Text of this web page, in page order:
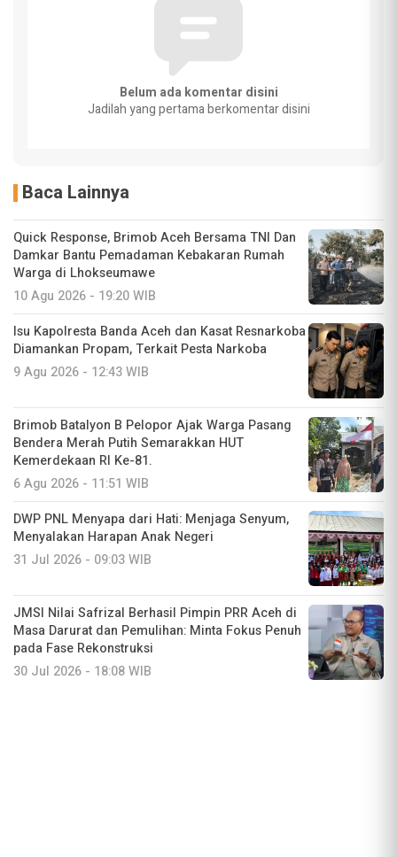
Belum ada komentar disini
Jadilah yang pertama berkomentar disini
Baca Lainnya
Quick Response, Brimob Aceh Bersama TNI Dan
Damkar Bantu Pemadaman Kebakaran Rumah
Warga di Lhokseumawe
10 Agu 2026 - 19:20 WIB
Isu Kapolresta Banda Aceh dan Kasat Resnarkoba
Diamankan Propam, Terkait Pesta Narkoba
9 Agu 2026 - 12:43 WIB
Brimob Batalyon B Pelopor Ajak Warga Pasang
Bendera Merah Putih Semarakkan HUT
Kemerdekaan RI Ke-81.
6 Agu 2026 - 11:51 WIB
DWP PNL Menyapa dari Hati: Menjaga Senyum,
Menyalakan Harapan Anak Negeri
31 Jul 2026 - 09:03 WIB
JMSI Nilai Safrizal Berhasil Pimpin PRR Aceh di
Masa Darurat dan Pemulihan: Minta Fokus Penuh
pada Fase Rekonstruksi
30 Jul 2026 - 18:08 WIB